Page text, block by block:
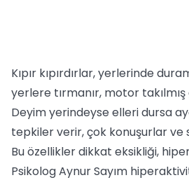
Kıpır kıpırdırlar, yerlerinde
yerlere tırmanır, motor
Deyim yerindeyse elleri dursa
tepkiler verir, çok konuşurlar ve
Bu özellikler dikkat eksikliği,
Psikolog Aynur Sayım